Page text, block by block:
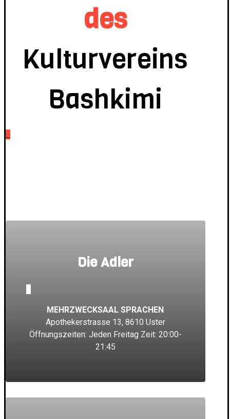
des
Kulturvereins
Bashkimi
Die Adler
MEHRZWECKSAAL SPRACHEN
Apothekerstrasse 13, 8610 Uster
Öffnungszeiten: Jeden Freitag Zeit: 20:00-
21:45